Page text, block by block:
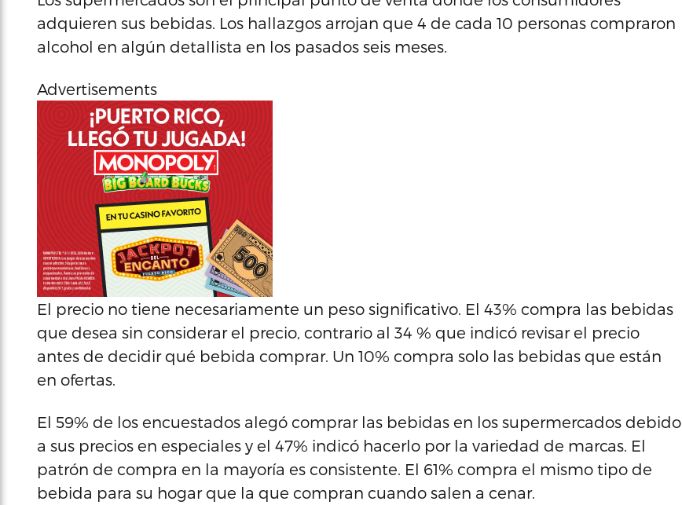
adquieren sus bebidas. Los hallazgos arrojan que 4 de cada 10 personas compraron
alcohol en algún detallista en los pasados seis meses.
Advertisements
El precio no tiene necesariamente un peso significativo. El 43% compra las bebidas
que desea sin considerar el precio, contrario al 34 % que indicó revisar el precio
antes de decidir qué bebida comprar. Un 10% compra solo las bebidas que están
en ofertas.
El 59% de los encuestados alegó comprar las bebidas en los supermercados debido
a sus precios en especiales y el 47% indicó hacerlo por la variedad de marcas. El
patrón de compra en la mayoría es consistente. El 61% compra el mismo tipo de
bebida para su hogar que la que compran cuando salen a cenar.